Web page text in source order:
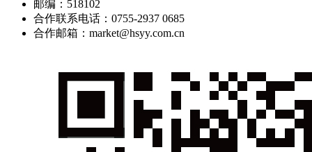
邮编：518102
合作联系电话：0755-2937 0685
合作邮箱：market@hsyy.com.cn